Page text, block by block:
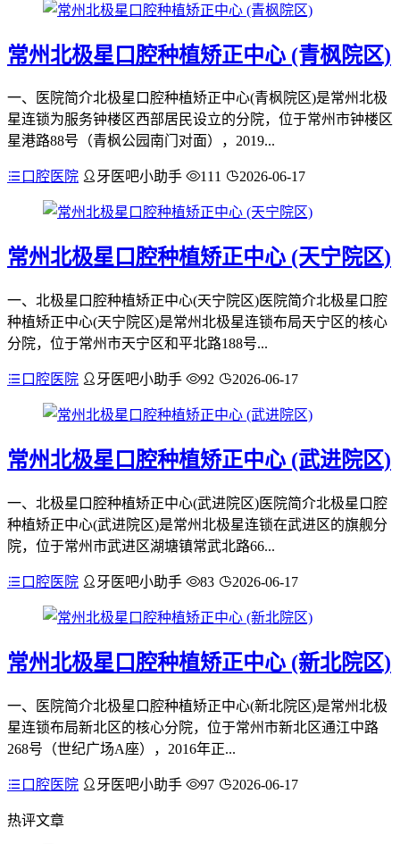
常州北极星口腔种植矫正中心 (青枫院区)
一、医院简介北极星口腔种植矫正中心(青枫院区)是常州北极
星连锁为服务钟楼区西部居民设立的分院，位于常州市钟楼区
星港路88号（青枫公园南门对面），2019...
口腔医院 牙医吧小助手 111 2026-06-17
常州北极星口腔种植矫正中心 (天宁院区)
一、北极星口腔种植矫正中心(天宁院区)医院简介北极星口腔
种植矫正中心(天宁院区)是常州北极星连锁布局天宁区的核心
分院，位于常州市天宁区和平北路188号...
口腔医院 牙医吧小助手 92 2026-06-17
常州北极星口腔种植矫正中心 (武进院区)
一、北极星口腔种植矫正中心(武进院区)医院简介北极星口腔
种植矫正中心(武进院区)是常州北极星连锁在武进区的旗舰分
院，位于常州市武进区湖塘镇常武北路66...
口腔医院 牙医吧小助手 83 2026-06-17
常州北极星口腔种植矫正中心 (新北院区)
一、医院简介北极星口腔种植矫正中心(新北院区)是常州北极
星连锁布局新北区的核心分院，位于常州市新北区通江中路
268号（世纪广场A座），2016年正...
口腔医院 牙医吧小助手 97 2026-06-17
热评文章